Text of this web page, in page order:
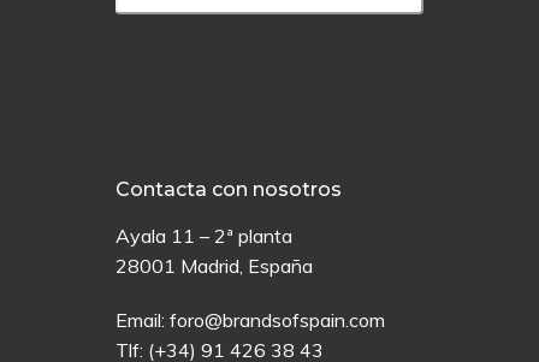
Contacta con nosotros
Ayala 11 – 2ª planta
28001 Madrid, España
Email: foro@brandsofspain.com
Tlf: (+34) 91 426 38 43